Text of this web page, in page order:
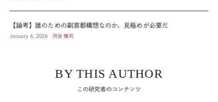
【論考】誰のための副首都構想なのか、見極めが必要だ
January 6, 2026 河合 雅司
BY THIS AUTHOR
この研究者のコンテンツ